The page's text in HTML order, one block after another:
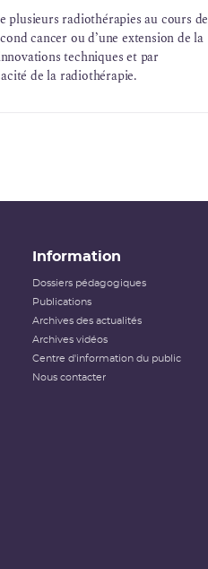
plusieurs radiothérapies au cours de
cancer ou d’une extension de la
techniques et par
de la radiothérapie.
Information
Dossiers pédagogiques
Publications
Archives des actualités
Archives vidéos
Centre d'information du public
Nous contacter